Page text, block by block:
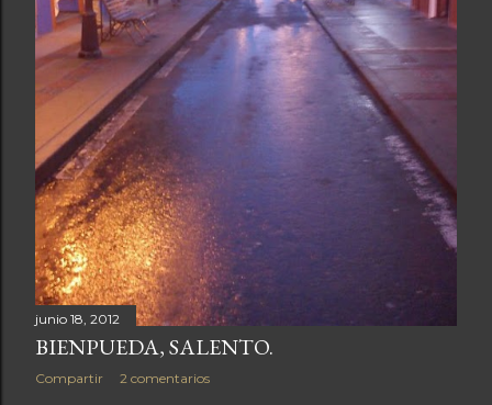
junio 18, 2012
BIENPUEDA, SALENTO.
Compartir 2 comentarios